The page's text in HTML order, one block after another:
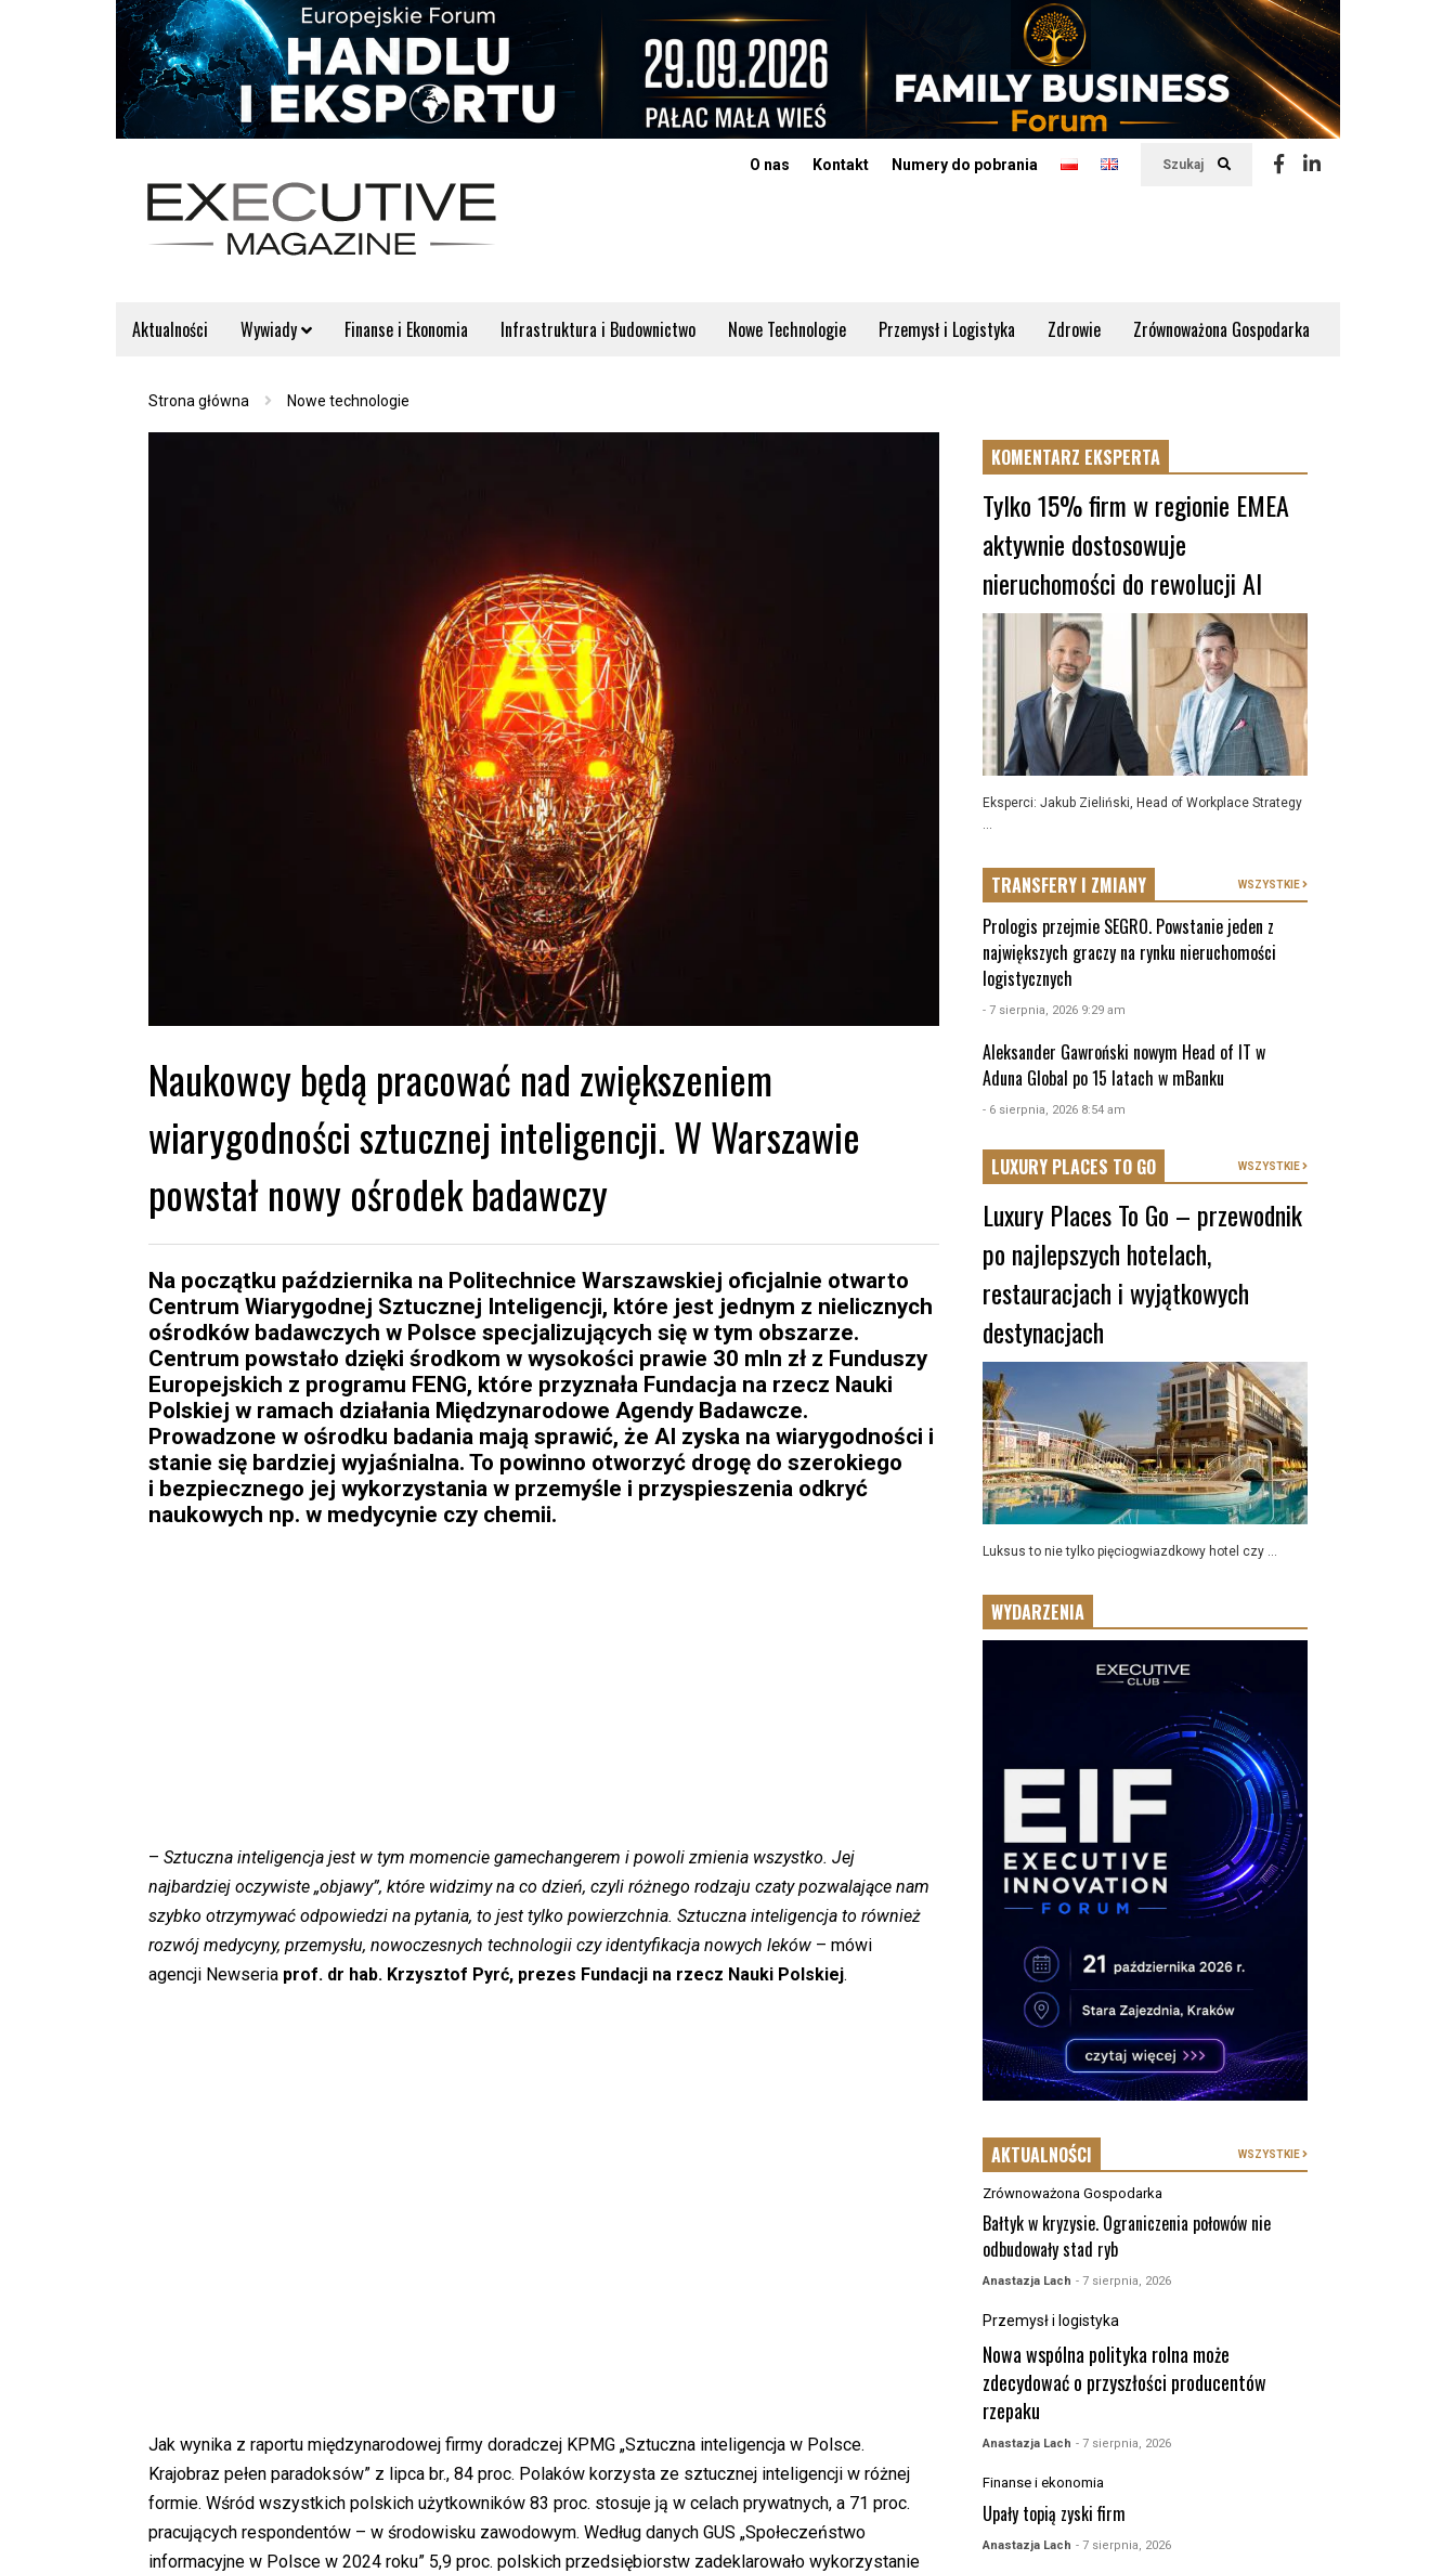
Szukaj
O nas Kontakt Numery do pobrania
Aktualności Wywiady Finanse i Ekonomia Infrastruktura i Budownictwo Nowe Technologie Przemysł i Logistyka Zdrowie Zrównoważona Gospodarka
Strona główna Nowe technologie
Naukowcy będą pracować nad zwiększeniem
wiarygodności sztucznej inteligencji. W Warszawie
powstał nowy ośrodek badawczy
Na początku października na Politechnice Warszawskiej oficjalnie otwarto
Centrum Wiarygodnej Sztucznej Inteligencji, które jest jednym z nielicznych
ośrodków badawczych w Polsce specjalizujących się w tym obszarze.
Centrum powstało dzięki środkom w wysokości prawie 30 mln zł z Funduszy
Europejskich z programu FENG, które przyznała Fundacja na rzecz Nauki
Polskiej w ramach działania Międzynarodowe Agendy Badawcze.
Prowadzone w ośrodku badania mają sprawić, że AI zyska na wiarygodności i
stanie się bardziej wyjaśnialna. To powinno otworzyć drogę do szerokiego
i bezpiecznego jej wykorzystania w przemyśle i przyspieszenia odkryć
naukowych np. w medycynie czy chemii.
– Sztuczna inteligencja jest w tym momencie gamechangerem i powoli zmienia wszystko. Jej
najbardziej oczywiste „objawy”, które widzimy na co dzień, czyli różnego rodzaju czaty pozwalające nam
szybko otrzymywać odpowiedzi na pytania, to jest tylko powierzchnia. Sztuczna inteligencja to również
rozwój medycyny, przemysłu, nowoczesnych technologii czy identyfikacja nowych leków – mówi
agencji Newseria prof. dr hab. Krzysztof Pyrć, prezes Fundacji na rzecz Nauki Polskiej.
Jak wynika z raportu międzynarodowej firmy doradczej KPMG „Sztuczna inteligencja w Polsce.
Krajobraz pełen paradoksów” z lipca br., 84 proc. Polaków korzysta ze sztucznej inteligencji w różnej
formie. Wśród wszystkich polskich użytkowników 83 proc. stosuje ją w celach prywatnych, a 71 proc.
pracujących respondentów – w środowisku zawodowym. Według danych GUS „Społeczeństwo
informacyjne w Polsce w 2024 roku” 5,9 proc. polskich przedsiębiorstw zadeklarowało wykorzystanie
KOMENTARZ EKSPERTA
Tylko 15% firm w regionie EMEA
aktywnie dostosowuje
nieruchomości do rewolucji AI
Eksperci: Jakub Zieliński, Head of Workplace Strategy
...
TRANSFERY I ZMIANY WSZYSTKIE
Prologis przejmie SEGRO. Powstanie jeden z
największych graczy na rynku nieruchomości
logistycznych
- 7 sierpnia, 2026 9:29 am
Aleksander Gawroński nowym Head of IT w
Aduna Global po 15 latach w mBanku
- 6 sierpnia, 2026 8:54 am
LUXURY PLACES TO GO WSZYSTKIE
Luxury Places To Go – przewodnik
po najlepszych hotelach,
restauracjach i wyjątkowych
destynacjach
Luksus to nie tylko pięciogwiazdkowy hotel czy ...
WYDARZENIA
AKTUALNOŚCI WSZYSTKIE
Zrównoważona Gospodarka
Bałtyk w kryzysie. Ograniczenia połowów nie
odbudowały stad ryb
Anastazja Lach - 7 sierpnia, 2026
Przemysł i logistyka
Nowa wspólna polityka rolna może
zdecydować o przyszłości producentów
rzepaku
Anastazja Lach - 7 sierpnia, 2026
Finanse i ekonomia
Upały topią zyski firm
Anastazja Lach - 7 sierpnia, 2026